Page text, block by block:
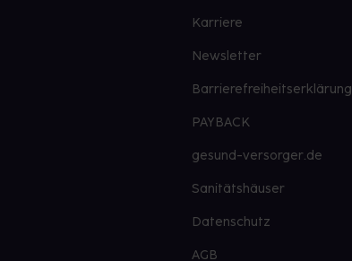
Karriere
Newsletter
Barrierefreiheitserklärung
PAYBACK
gesund-versorger.de
Sanitätshäuser
Datenschutz
AGB